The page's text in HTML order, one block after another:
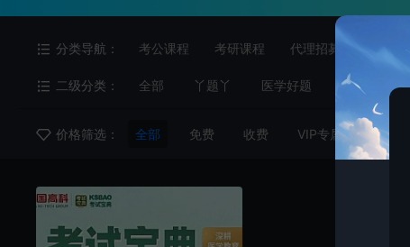
分类导航： 考公课程 考研课程 代理招募 网盘拉新
二级分类： 全部 丫题丫 医学好题 柠檬云课堂
价格筛选： 全部 免费 收费 VIP专属 VIP免费